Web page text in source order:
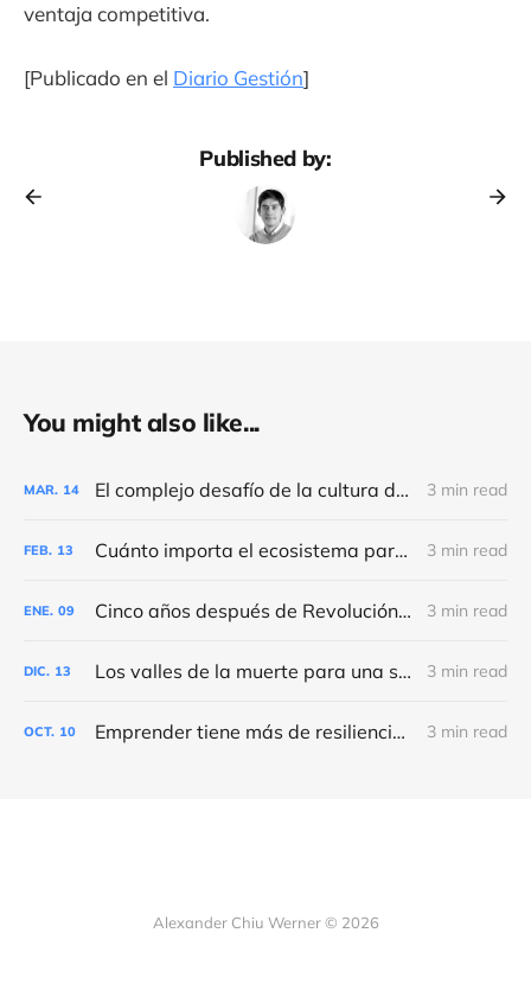
ventaja competitiva.
[Publicado en el Diario Gestión]
Published by:
You might also like...
MAR. 14 El complejo desafío de la cultura del feedback 3 min read
FEB. 13 Cuánto importa el ecosistema para que una startup tenga éxito 3 min read
ENE. 09 Cinco años después de Revolución.pe 3 min read
DIC. 13 Los valles de la muerte para una startup 3 min read
OCT. 10 Emprender tiene más de resiliencia que de sacrificio 3 min read
Alexander Chiu Werner © 2026